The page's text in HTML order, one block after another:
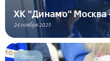
ХК "Динамо" Москва
24 ноября 2025
Спорт